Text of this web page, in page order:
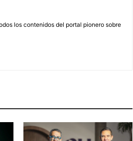
los contenidos del portal pionero sobre